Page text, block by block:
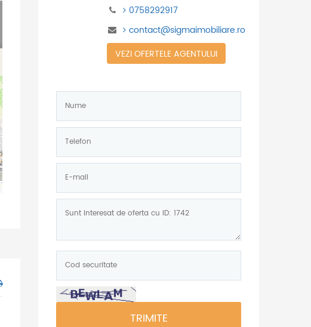
0758292917
contact@sigmaimobiliare.ro
VEZI OFERTELE AGENTULUI
mail:
securitate:
*
TRIMITE